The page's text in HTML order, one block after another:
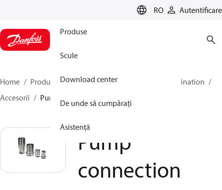
RO Autentificare
Produse
Scule
Download center
De unde să cumpărați
Asistență
Home Produse Pompe de înaltă presiune
Desalination
Accesorii
Pump connection
Pump
connection